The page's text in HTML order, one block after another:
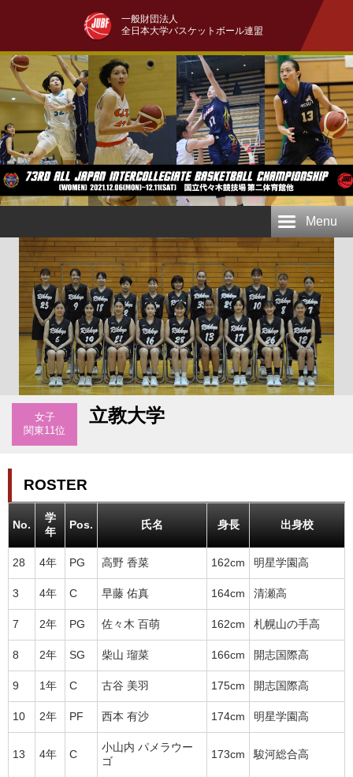
一般財団法人
全日本大学バスケットボール連盟
Menu
女子
関東11位
立教大学
ROSTER
No.
学
年
Pos. 氏名 身長 出身校
28 4年 PG 高野 香菜 162cm 明星学園高
3 4年 C 早藤 佑真 164cm 清瀬高
7 2年 PG 佐々木 百萌 162cm 札幌山の手高
8 2年 SG 柴山 瑠菜 166cm 開志国際高
9 1年 C 古谷 美羽 175cm 開志国際高
10 2年 PF 西本 有沙 174cm 明星学園高
13 4年 C
小山内 パメラウー
ゴ
173cm 駿河総合高